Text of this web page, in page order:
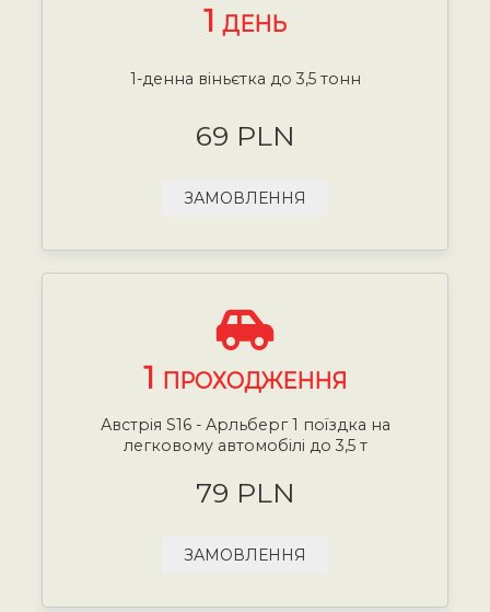
1 ДЕНЬ
1-денна віньєтка до 3,5 тонн
69 PLN
ЗАМОВЛЕННЯ
1 ПРОХОДЖЕННЯ
Австрія S16 - Арльберг 1 поїздка на
легковому автомобілі до 3,5 т
79 PLN
ЗАМОВЛЕННЯ